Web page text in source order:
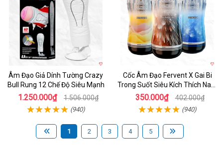
Âm Đạo Giả Dính Tường Crazy
Bull Rung 12 Chế Độ Siêu Mạnh
1.250.000₫ 1.506.000₫
(940)
Cốc Âm Đạo Fervent X Gai Bi
Trong Suốt Siêu Kích Thích Nam
Giới
350.000₫ 402.000₫
(940)
1 2 3 4 5